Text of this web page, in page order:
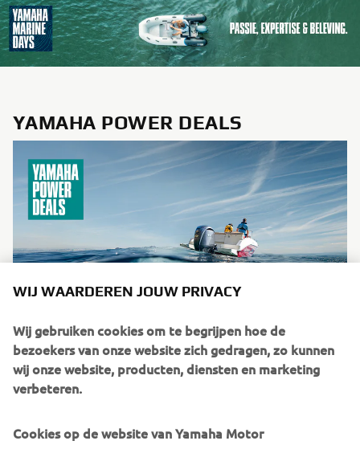
YAMAHA POWER DEALS
De Yamaha Marine Days vallen samen met de Yamaha
deelnemende dealers kunnen rekenen op tijdelijke
WIJ WAARDEREN JOUW PRIVACY
Wij gebruiken cookies om te begrijpen hoe de
bezoekers van onze website zich gedragen, zo kunnen
wij onze website, producten, diensten en marketing
verbeteren.
Cookies op de website van Yamaha Motor